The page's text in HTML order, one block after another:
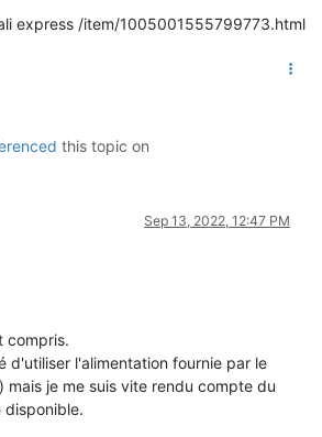
express /item/1005001555799773.html
this topic on
Sep 13, 2022, 12:47 PM
compris.
d'utiliser l'alimentation fournie par le
mais je me suis vite rendu compte du
disponible.